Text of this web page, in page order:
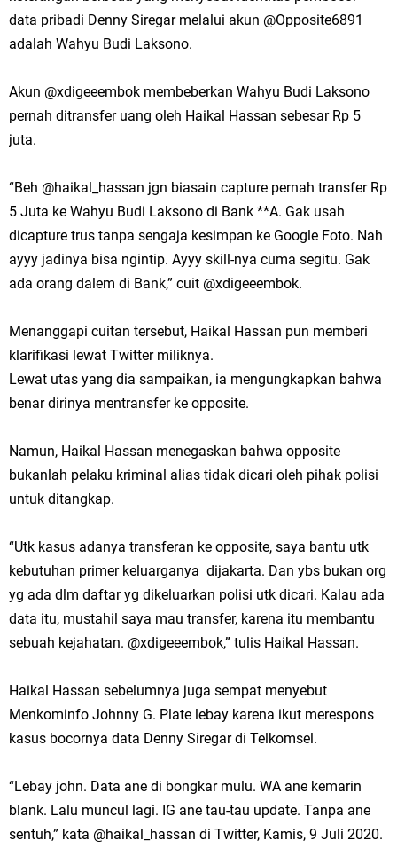
data pribadi Denny Siregar melalui akun @Opposite6891
adalah Wahyu Budi Laksono.
Akun @xdigeeembok membeberkan Wahyu Budi Laksono
pernah ditransfer uang oleh Haikal Hassan sebesar Rp 5
juta.
“Beh @haikal_hassan jgn biasain capture pernah transfer Rp
5 Juta ke Wahyu Budi Laksono di Bank **A. Gak usah
dicapture trus tanpa sengaja kesimpan ke Google Foto. Nah
ayyy jadinya bisa ngintip. Ayyy skill-nya cuma segitu. Gak
ada orang dalem di Bank,” cuit @xdigeeembok.
Menanggapi cuitan tersebut, Haikal Hassan pun memberi
klarifikasi lewat Twitter miliknya.
Lewat utas yang dia sampaikan, ia mengungkapkan bahwa
benar dirinya mentransfer ke opposite.
Namun, Haikal Hassan menegaskan bahwa opposite
bukanlah pelaku kriminal alias tidak dicari oleh pihak polisi
untuk ditangkap.
“Utk kasus adanya transferan ke opposite, saya bantu utk
kebutuhan primer keluarganya dijakarta. Dan ybs bukan org
yg ada dlm daftar yg dikeluarkan polisi utk dicari. Kalau ada
data itu, mustahil saya mau transfer, karena itu membantu
sebuah kejahatan. @xdigeeembok,” tulis Haikal Hassan.
Haikal Hassan sebelumnya juga sempat menyebut
Menkominfo Johnny G. Plate lebay karena ikut merespons
kasus bocornya data Denny Siregar di Telkomsel.
“Lebay john. Data ane di bongkar mulu. WA ane kemarin
blank. Lalu muncul lagi. IG ane tau-tau update. Tanpa ane
sentuh,” kata @haikal_hassan di Twitter, Kamis, 9 Juli 2020.